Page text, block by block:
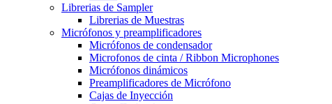
Librerias de Sampler
Librerias de Muestras
Micrófonos y preamplificadores
Micrófonos de condensador
Microfonos de cinta / Ribbon Microphones
Micrófonos dinámicos
Preamplificadores de Micrófono
Cajas de Inyección